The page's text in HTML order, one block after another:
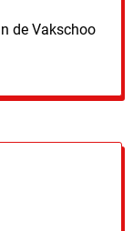
de Vakschoo